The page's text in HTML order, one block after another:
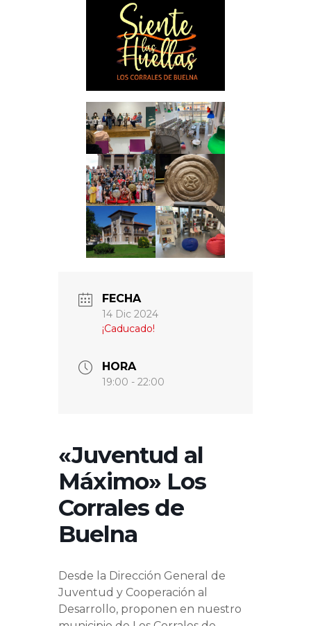
FECHA
14 Dic 2024
¡Caducado!
HORA
19:00 - 22:00
«Juventud al
Máximo» Los
Corrales de
Buelna
Desde la Dirección General de
Juventud y Cooperación al
Desarrollo, proponen en nuestro